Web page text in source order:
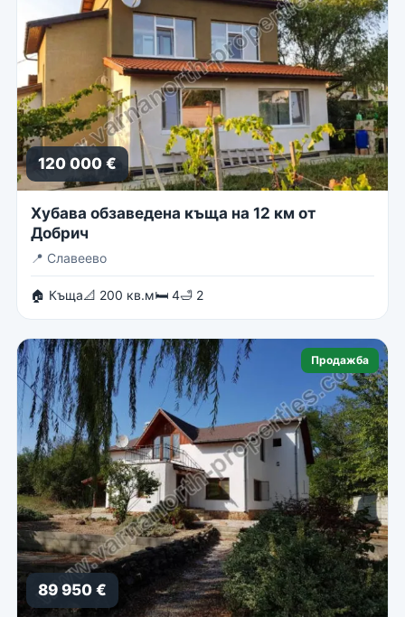
120 000 €
Хубава обзаведена къща на 12 км от
Добрич
📍 Славеево
🏠 Къща📐 200 кв.м🛏 4🛁 2
Продажба
89 950 €